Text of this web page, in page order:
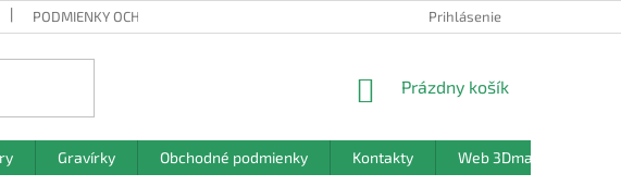
PODMIENKY OCHRANY OSOBNÝCH ÚDAJOV Prihlásenie
NÁKUPNÝ
Prázdny košík
Gravírky Obchodné podmienky Kontakty Web 3Dmanufaktura.sk